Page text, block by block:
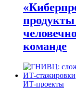
продукты
команде
ИТ-проекты